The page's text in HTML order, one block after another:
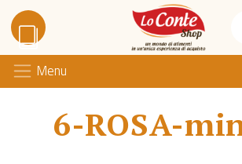
Lo
Menu
6-ROSA-